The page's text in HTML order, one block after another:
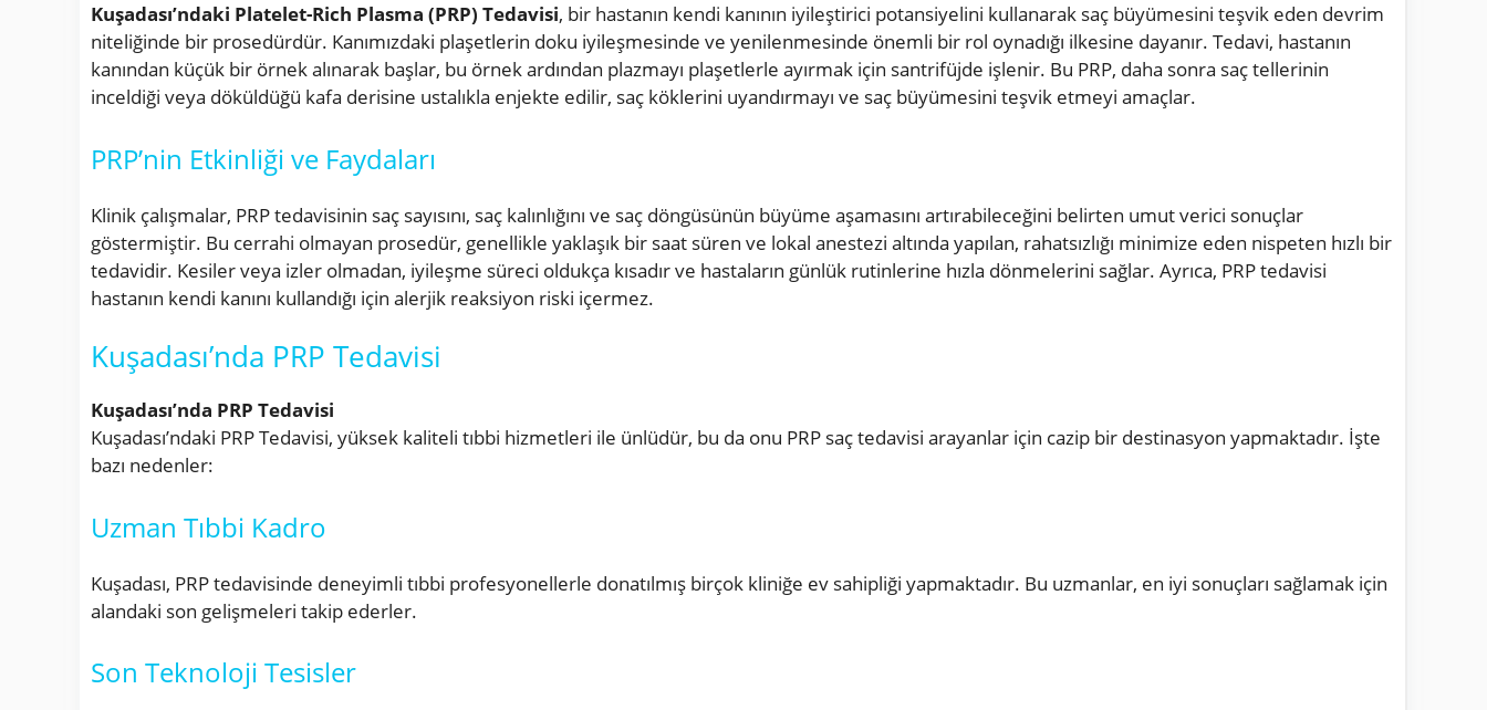
Kuşadası’ndaki Platelet-Rich Plasma (PRP) Tedavisi, bir hastanın kendi kanının iyileştirici potansiyelini kullanarak saç büyümesini teşvik eden devrim
niteliğinde bir prosedürdür. Kanımızdaki plaşetlerin doku iyileşmesinde ve yenilenmesinde önemli bir rol oynadığı ilkesine dayanır. Tedavi, hastanın
kanından küçük bir örnek alınarak başlar, bu örnek ardından plazmayı plaşetlerle ayırmak için santrifüjde işlenir. Bu PRP, daha sonra saç tellerinin
inceldiği veya döküldüğü kafa derisine ustalıkla enjekte edilir, saç köklerini uyandırmayı ve saç büyümesini teşvik etmeyi amaçlar.
PRP’nin Etkinliği ve Faydaları
Klinik çalışmalar, PRP tedavisinin saç sayısını, saç kalınlığını ve saç döngüsünün büyüme aşamasını artırabileceğini belirten umut verici sonuçlar
göstermiştir. Bu cerrahi olmayan prosedür, genellikle yaklaşık bir saat süren ve lokal anestezi altında yapılan, rahatsızlığı minimize eden nispeten hızlı bir
tedavidir. Kesiler veya izler olmadan, iyileşme süreci oldukça kısadır ve hastaların günlük rutinlerine hızla dönmelerini sağlar. Ayrıca, PRP tedavisi
hastanın kendi kanını kullandığı için alerjik reaksiyon riski içermez.
Kuşadası’nda PRP Tedavisi
Kuşadası’nda PRP Tedavisi
Kuşadası’ndaki PRP Tedavisi, yüksek kaliteli tıbbi hizmetleri ile ünlüdür, bu da onu PRP saç tedavisi arayanlar için cazip bir destinasyon yapmaktadır. İşte
bazı nedenler:
Uzman Tıbbi Kadro
Kuşadası, PRP tedavisinde deneyimli tıbbi profesyonellerle donatılmış birçok kliniğe ev sahipliği yapmaktadır. Bu uzmanlar, en iyi sonuçları sağlamak için
alandaki son gelişmeleri takip ederler.
Son Teknoloji Tesisler